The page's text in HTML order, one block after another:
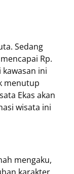
Sedang
Rp.
ini
menutup
Ekas akan
wisata ini
mengaku,